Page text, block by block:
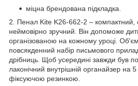
міцна брендована підкладка.
2. Пенал Kite K26-662-2 – компактний,
неймовірно зручний. Він допоможе
організованою на кожному уроці.
повсякденний набір письмового
дрібниць. Щоб усередині завжди був
лаконічний внутрішній органайзер на 5
фіксуючою резинкою.